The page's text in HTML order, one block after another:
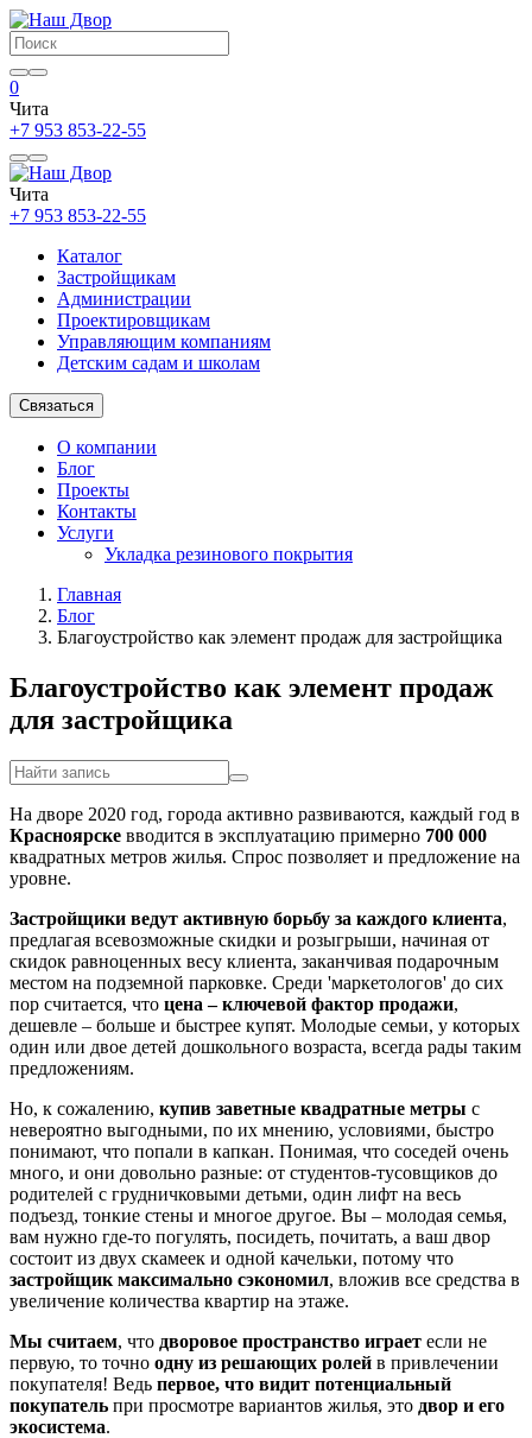
0
Чита
+7 953 853-22-55
Чита
+7 953 853-22-55
Каталог
Застройщикам
Администрации
Проектировщикам
Управляющим компаниям
Детским садам и школам
Связаться
О компании
Блог
Проекты
Контакты
Услуги
Укладка резинового покрытия
Главная
Блог
Благоустройство как элемент продаж для застройщика
Благоустройство как элемент продаж
для застройщика
На дворе 2020 год, города активно развиваются, каждый год в
Красноярске вводится в эксплуатацию примерно 700 000
квадратных метров жилья. Спрос позволяет и предложение на
уровне.
Застройщики ведут активную борьбу за каждого клиента,
предлагая всевозможные скидки и розыгрыши, начиная от
скидок равноценных весу клиента, заканчивая подарочным
местом на подземной парковке. Среди 'маркетологов' до сих
пор считается, что цена – ключевой фактор продажи,
дешевле – больше и быстрее купят. Молодые семьи, у которых
один или двое детей дошкольного возраста, всегда рады таким
предложениям.
Но, к сожалению, купив заветные квадратные метры с
невероятно выгодными, по их мнению, условиями, быстро
понимают, что попали в капкан. Понимая, что соседей очень
много, и они довольно разные: от студентов-тусовщиков до
родителей с грудничковыми детьми, один лифт на весь
подъезд, тонкие стены и многое другое. Вы – молодая семья,
вам нужно где-то погулять, посидеть, почитать, а ваш двор
состоит из двух скамеек и одной качельки, потому что
застройщик максимально сэкономил, вложив все средства в
увеличение количества квартир на этаже.
Мы считаем, что дворовое пространство играет если не
первую, то точно одну из решающих ролей в привлечении
покупателя! Ведь первое, что видит потенциальный
покупатель при просмотре вариантов жилья, это двор и его
экосистема.